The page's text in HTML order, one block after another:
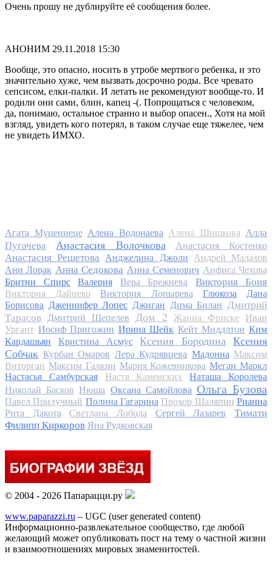
Очень прошу не дублируйте её сообщения более.
АНОНИМ 29.11.2018 15:30
Вообще, это опасно, носить в утробе мертвого ребенка, и это
значительно хуже, чем вызвать досрочно роды. Все чревато
сепсисом, елки-палки. И летать не рекомендуют вообще-то. И
родили они сами, блин, капец -(. Попрощаться с человеком,
да, понимаю, остальное странно и выбор опасен., Хотя на мой
взгляд, увидеть кого потерял, в таком случае еще тяжелее, чем
не увидеть ИМХО.
Агата Муцениеце Алена Водонаева Алена Шишкова Алла
Пугачева
Анастасия Волочкова Анастасия Костенко
Анастасия Решетова Анджелина Джоли
Андрей Малахов
Ани Лорак Анна Седокова Анна Семенович Анфиса Чехова
Бритни Спирс
Валерия Вера Брежнева Виктория Боня
Виктория Дайнеко Виктория Лопырева Глюкоза
Дана
Борисова Дженнифер Лопес Джиган Дима Билан Дмитрий
Тарасов
Дмитрий Шепелев Дом 2 Жанна Фриске
Иван
Ургант Иосиф Пригожин Ирина Шейк Кейт Миддлтон Ким
Кардашьян
Кристина Асмус Ксения Бородина
Ксения
Собчак Курбан Омаров Лера Кудрявцева Мадонна Максим
Виторган Максим Галкин Мария Кожевникова Меган Маркл
Настасья Самбурская
Настя Каменских
Наташа Королева
Николай Басков Нюша Оксана Самойлова Ольга Бузова
Павел Прилучный Полина Гагарина Прохор Шаляпин Рианна
Рита Дакота
Светлана Лобода Сергей Лазарев
Тимати
Филипп Киркоров Яна Рудковская
© 2004 - 2026 Папарацци.ру
www.paparazzi.ru – UGC (user generated content)
Информационно-развлекательное сообщество, где любой
желающий может опубликовать пост на тему о частной жизни
и взаимоотношениях мировых знаменитостей.